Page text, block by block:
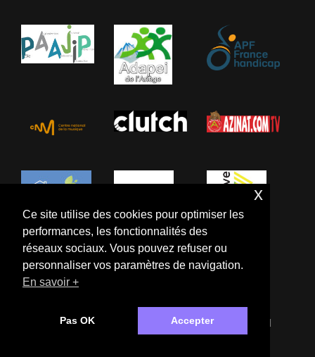
Droit D’auteur © PM Politique De Confidentialité
|
Audioman ParCatch Themes
Ce site utilise des cookies pour optimiser les
performances, les fonctionnalités des
réseaux sociaux. Vous pouvez refuser ou
personnaliser vos paramètres de navigation.
En savoir +
Pas OK Accepter
x